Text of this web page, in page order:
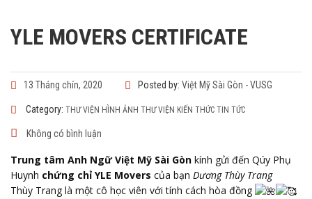
YLE MOVERS CERTIFICATE
13 Tháng chín, 2020 Posted by: Việt Mỹ Sài Gòn - VUSG
Category: THƯ VIỆN HÌNH ẢNH THƯ VIỆN KIẾN THỨC TIN TỨC
Không có bình luận
Trung tâm Anh Ngữ Việt Mỹ Sài Gòn kính gửi đến Qúy Phụ
Huynh chứng chỉ YLE Movers của bạn Dương Thùy Trang
Thùy Trang là một cô học viên với tính cách hòa đồng